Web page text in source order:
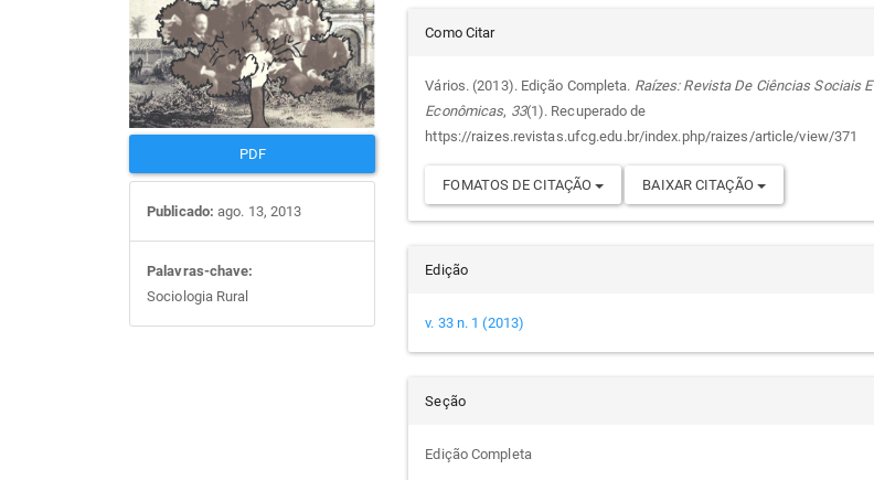
artigos
PDF
Publicado: ago. 13, 2013
Palavras-chave:
Sociologia Rural
principal
Detalhes
do
artigo
Como Citar
Vários. (2013). Edição Completa. Raízes: Revista De Ciências Sociais E
Econômicas, 33(1). Recuperado de
https://raizes.revistas.ufcg.edu.br/index.php/raizes/article/view/371
FOMATOS DE CITAÇÃO BAIXAR CITAÇÃO
Edição
v. 33 n. 1 (2013)
Seção
Edição Completa